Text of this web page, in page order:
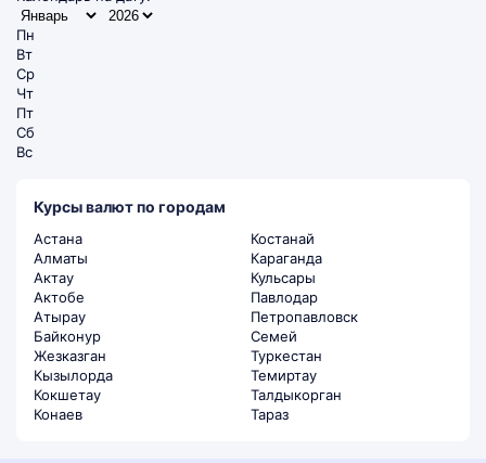
Пн
Вт
Ср
Чт
Пт
Сб
Вс
Курсы валют по городам
Астана
Алматы
Актау
Актобе
Атырау
Байконур
Жезказган
Кызылорда
Кокшетау
Конаев
Костанай
Караганда
Кульсары
Павлодар
Петропавловск
Семей
Туркестан
Темиртау
Талдыкорган
Тараз